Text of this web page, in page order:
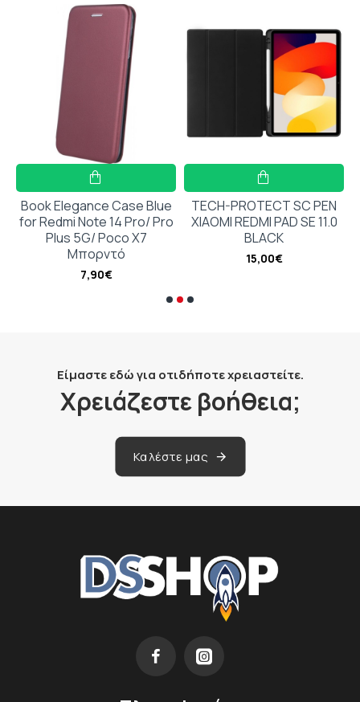
Book Elegance Case Blue
for Redmi Note 14 Pro/ Pro
Plus 5G/ Poco X7
Μπορντό
7,90€
TECH-PROTECT SC PEN
XIAOMI REDMI PAD SE 11.0
BLACK
15,00€
Είμαστε εδώ για οτιδήποτε χρειαστείτε.
Χρειάζεστε βοήθεια;
Καλέστε μας